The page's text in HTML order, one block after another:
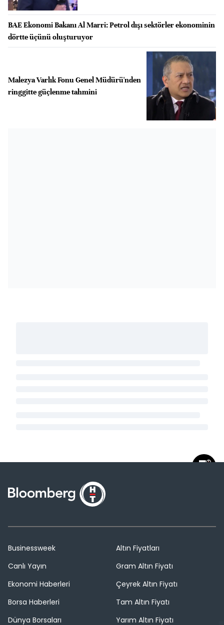
BAE Ekonomi Bakanı Al Marri: Petrol dışı sektörler ekonominin
dörtte üçünü oluşturuyor
Malezya Varlık Fonu Genel Müdürü'nden
ringgitte güçlenme tahmini
Businessweek
Canlı Yayın
Ekonomi Haberleri
Borsa Haberleri
Dünya Borsaları
Altın Fiyatları
Gram Altın Fiyatı
Çeyrek Altın Fiyatı
Tam Altın Fiyatı
Yarım Altın Fiyatı